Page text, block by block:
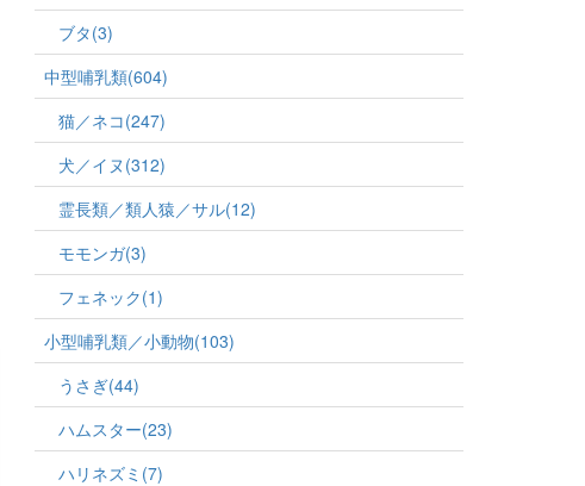
ブタ(3)
中型哺乳類(604)
猫／ネコ(247)
犬／イヌ(312)
霊長類／類人猿／サル(12)
モモンガ(3)
フェネック(1)
小型哺乳類／小動物(103)
うさぎ(44)
ハムスター(23)
ハリネズミ(7)